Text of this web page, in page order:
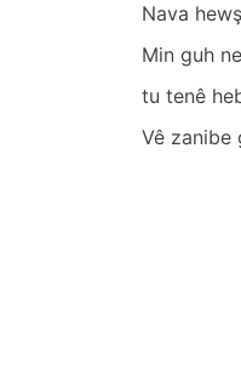
Nаvа
Min guh
tu tenê
Vê zаnibe